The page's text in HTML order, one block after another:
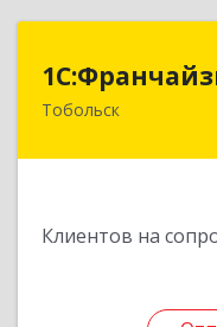
Тобольск
Клиентов на
626150,